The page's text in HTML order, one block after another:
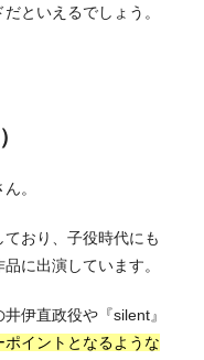
といえるでしょう。
。
おり、子役時代にも
に出演しています。
伊直政役や『silent』
ポイントとなるような